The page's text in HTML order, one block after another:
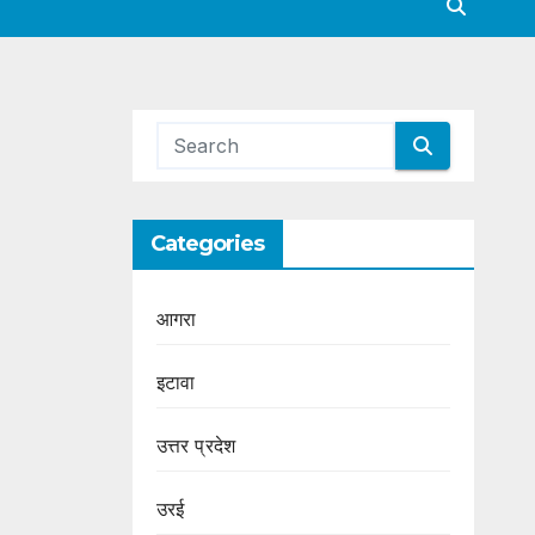
Categories
आगरा
इटावा
उत्तर प्रदेश
उरई